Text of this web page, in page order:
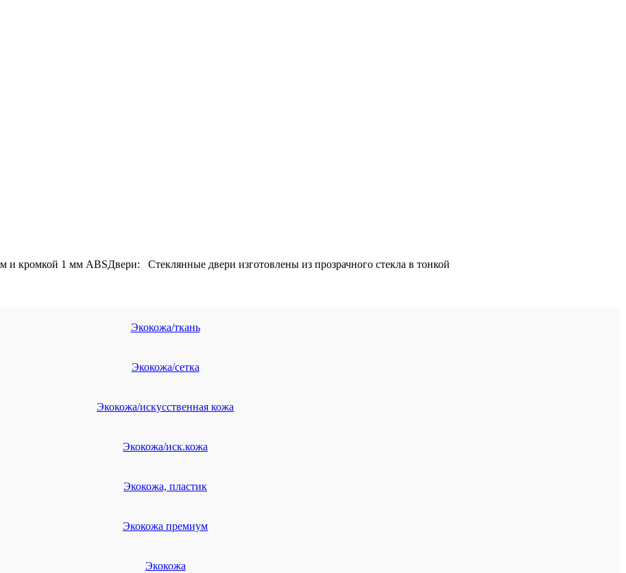
1 мм ABSДвери: Стеклянные двери изготовлены из прозрачного стекла в тонкой
Экокожа/ткань
Экокожа/сетка
Экокожа/искусственная кожа
Экокожа/иск.кожа
Экокожа, пластик
Экокожа премиум
Экокожа